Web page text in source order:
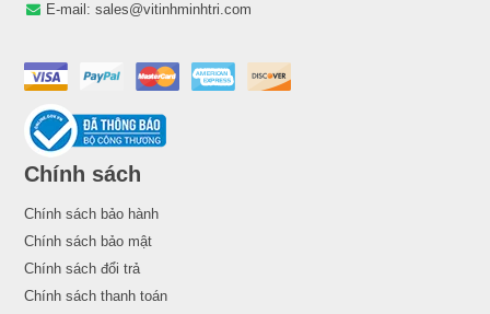
E-mail: sales@vitinhminhtri.com
Chính sách
Chính sách bảo hành
Chính sách bảo mật
Chính sách đổi trả
Chính sách thanh toán